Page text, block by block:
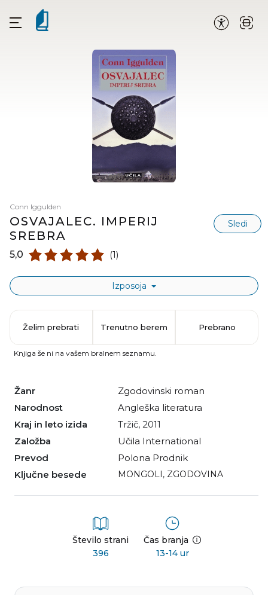
Conn Iggulden
OSVAJALEC. IMPERIJ
SREBRA
Sledi
5,0 (1)
Izposoja
Žanr
zgodovinski roman
Narodnost
angleška literatura
Kraj in leto izida
Tržič, 2011
Založba
Učila International
Prevod
Polona Prodnik
Ključne besede
MONGOLI, ZGODOVINA
Število strani
396
Čas branja
13-14 ur
Želim prebrati Trenutno berem Prebrano
Knjiga še ni na vašem bralnem seznamu.